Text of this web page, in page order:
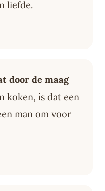
liefde.
door de maag
koken, is dat een
man om voor